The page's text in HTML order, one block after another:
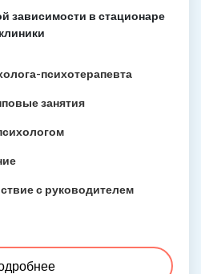
зависимости в стационаре
клиники
психотерапевта
занятия
с руководителем